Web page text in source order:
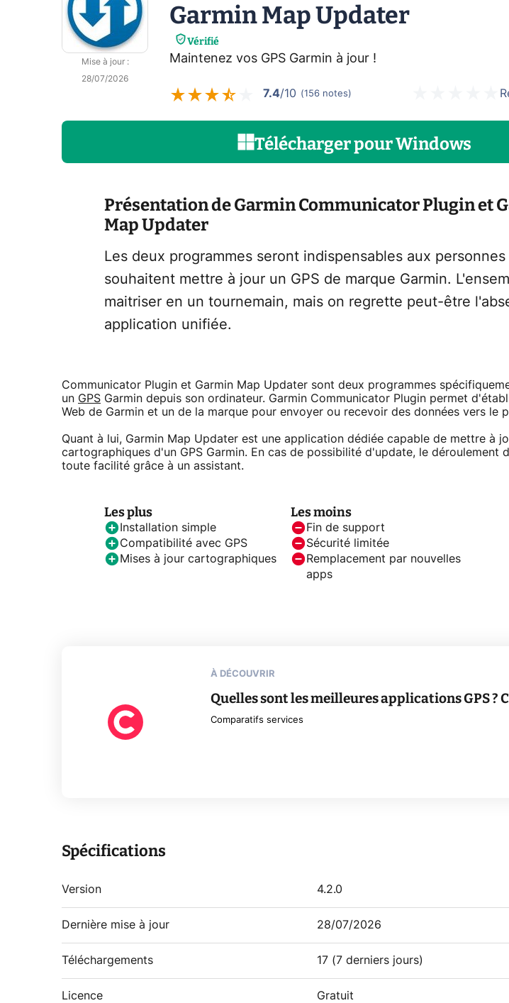
Mise à jour:
28/07/2026
Garmin Map Updater
Vérifié
Maintenez vos GPS Garmin à jour !
7.4/10 (156 notes)
TéléchargerpourWindows
Présentation de Garmin Communicator Plugin et
Map Updater
Les deux programmes seront indispensables aux personnes
souhaitent mettre à jour un GPS de marque Garmin.
maitriser en un tournemain, mais on regrette peut-être
application unifiée.
Communicator Plugin et Garmin Map Updater sont deux programmes
un GPS Garmin depuis son ordinateur. Garmin Communicator Plugin permet
Web de Garmin et un de la marque pour envoyer ou recevoir des données vers le
Quant à lui, Garmin Map Updater est une application dédiée capable de mettre à
cartographiques d'un GPS Garmin. En cas de possibilité d'update, le déroulement
toute facilité grâce à un assistant.
Les plus
Installation simple
Compatibilité avec GPS
Mises à jour cartographiques
Les moins
Fin de support
Sécurité limitée
Remplacement par nouvelles
apps
À DÉCOUVRIR
Quelles sont les meilleures applications GPS ?
Comparatifs services
Spécifications
Version 4.2.0
Dernière mise à jour 28/07/2026
Téléchargements 17 (7 derniers jours)
Licence Gratuit